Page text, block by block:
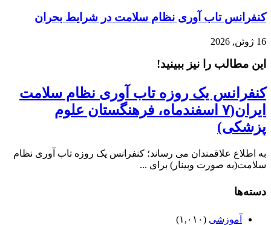
کنفرانس تاب آوری نظام سلامت در شرایط بحران
16 ژوئن, 2026
این مطالب را نیز ببینید!
کنفرانس یک روزه تاب آوری نظام سلامت
ایران(۷ اسفندماه، فرهنگستان علوم
پزشکی)
به اطلاع علاقمندان می رساند؛ کنفرانس یک روزه تاب آوری نظام
سلامت(به صورت وبینار) برای ...
دسته‌ها
آموزشی (۱,۰۱۰)